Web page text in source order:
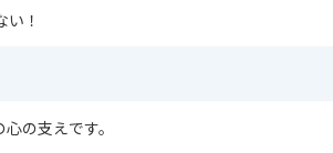
！
の支えです。